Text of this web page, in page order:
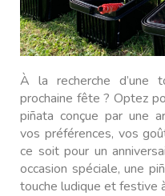
À la recherche d’une
prochaine fête ? Optez
piñata conçue par une
vos préférences, vos
ce soit pour un
occasion spéciale, une
touche ludique et festive